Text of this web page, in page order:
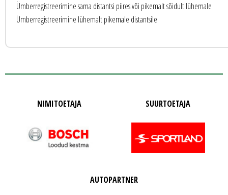
Ümberregistreerimine sama distantsi piires või pikemalt sõidult lühemale
Ümberregistreerimine lühemalt pikemale distantsile
NIMITOETAJA SUURTOETAJA
AUTOPARTNER